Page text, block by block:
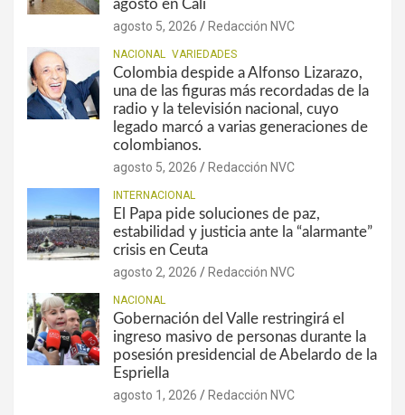
agosto en Cali
agosto 5, 2026 Redacción NVC
NACIONAL VARIEDADES
Colombia despide a Alfonso Lizarazo,
una de las figuras más recordadas de la
radio y la televisión nacional, cuyo
legado marcó a varias generaciones de
colombianos.
agosto 5, 2026 Redacción NVC
INTERNACIONAL
El Papa pide soluciones de paz,
estabilidad y justicia ante la “alarmante”
crisis en Ceuta
agosto 2, 2026 Redacción NVC
NACIONAL
Gobernación del Valle restringirá el
ingreso masivo de personas durante la
posesión presidencial de Abelardo de la
Espriella
agosto 1, 2026 Redacción NVC